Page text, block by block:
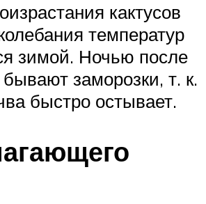
кактусов
температур
зимой. Ночью после
заморозки, т. к.
быстро остывает.